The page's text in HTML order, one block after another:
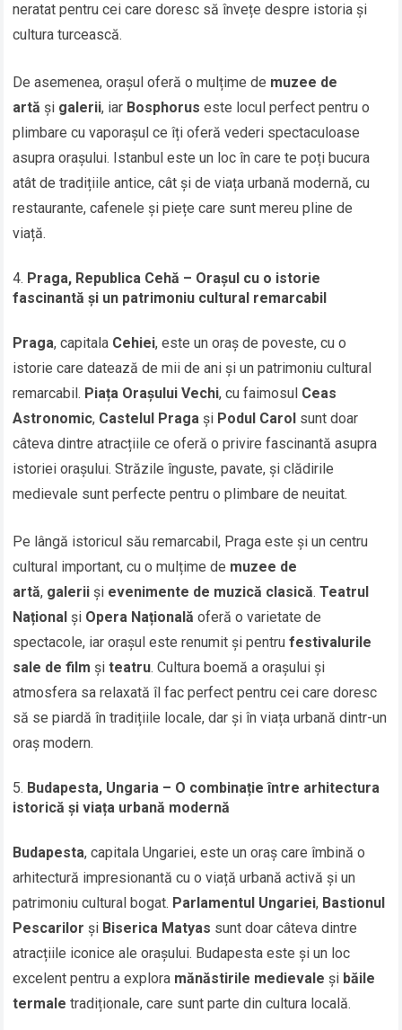
neratat pentru cei care doresc să învețe despre istoria și
cultura turcească.
De asemenea, orașul oferă o mulțime de muzee de
artă și galerii, iar Bosphorus este locul perfect pentru o
plimbare cu vaporașul ce îți oferă vederi spectaculoase
asupra orașului. Istanbul este un loc în care te poți bucura
atât de tradițiile antice, cât și de viața urbană modernă, cu
restaurante, cafenele și piețe care sunt mereu pline de
viață.
Praga, Republica Cehă – Orașul cu o istorie
fascinantă și un patrimoniu cultural remarcabil
Praga, capitala Cehiei, este un oraș de poveste, cu o
istorie care datează de mii de ani și un patrimoniu cultural
remarcabil. Piața Orașului Vechi, cu faimosul Ceas
Astronomic, Castelul Praga și Podul Carol sunt doar
câteva dintre atracțiile ce oferă o privire fascinantă asupra
istoriei orașului. Străzile înguste, pavate, și clădirile
medievale sunt perfecte pentru o plimbare de neuitat.
Pe lângă istoricul său remarcabil, Praga este și un centru
cultural important, cu o mulțime de muzee de
artă, galerii și evenimente de muzică clasică.Teatrul
Național și Opera Națională oferă o varietate de
spectacole, iar orașul este renumit și pentrufestivalurile
sale de film șiteatru. Cultura boemă a orașului și
atmosfera sa relaxată îl fac perfect pentru cei care doresc
să se piardă în tradițiile locale, dar și în viața urbană dintr-un
oraș modern.
Budapesta, Ungaria – O combinație între arhitectura
istorică și viața urbană modernă
Budapesta, capitala Ungariei, este un oraș care îmbină o
arhitectură impresionantă cu o viață urbană activă și un
patrimoniu cultural bogat. Parlamentul Ungariei, Bastionul
Pescarilor și Biserica Matyas sunt doar câteva dintre
atracțiile iconice ale orașului. Budapesta este și un loc
excelent pentru a explora mănăstirile medievale și băile
termale tradiționale, care sunt parte din cultura locală.